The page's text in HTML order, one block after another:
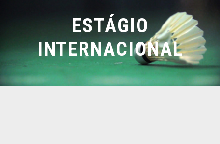
ESTÁGIO
INTERNACIONAL